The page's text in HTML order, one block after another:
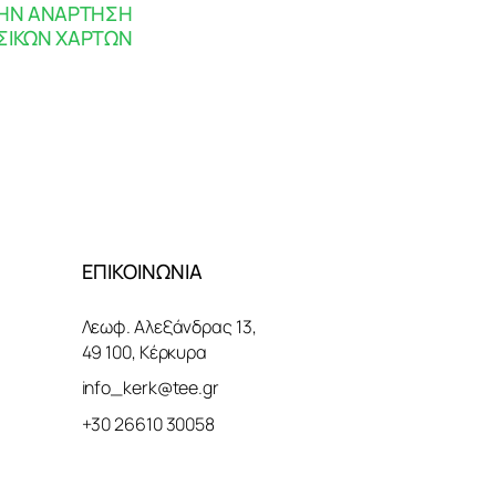
ΑΝΑΡΤΗΣΗ
ΧΑΡΤΩΝ
ΕΠΙΚΟΙΝΩΝΙΑ
Λεωφ. Αλεξάνδρας 13,
49 100, Κέρκυρα
info_kerk@tee.gr
+30 26610 30058